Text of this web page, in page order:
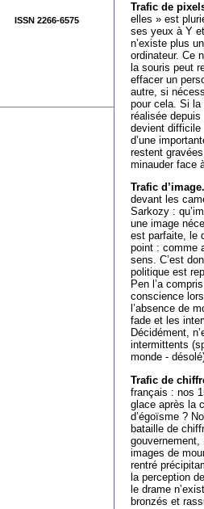
ISSN 2266-6575
Trafic de
elles » est
ses yeux à Y
n’existe plus
ordinateur. Ce
la souris peut
effacer un
autre, si
pour cela. Si la
réalisée
devient difficile
d’une
restent
minauder face
Trafic d’image.
devant les
Sarkozy :
une image
est parfaite, le
point : comme
sens. C’est
politique est
Pen l’a
conscience
l’absence de
fade et les
Décidément,
intermittents
monde -
Trafic de
français : nos
glace après la
d’égoïsme ?
bataille de
gouvernement,
images de
rentré
la perception
le drame
bronzés et